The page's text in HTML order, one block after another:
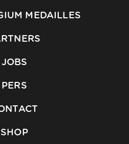
MEDAILLES
JOBS
PERS
SHOP